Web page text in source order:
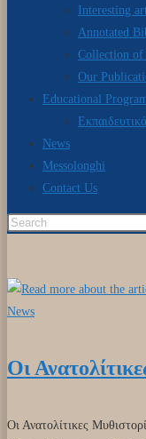
Interesting
Annotated
Collection of
Our
Educational
News
Messolonghi
Contact Us
News
Οι
Οι Ανατολίτικες